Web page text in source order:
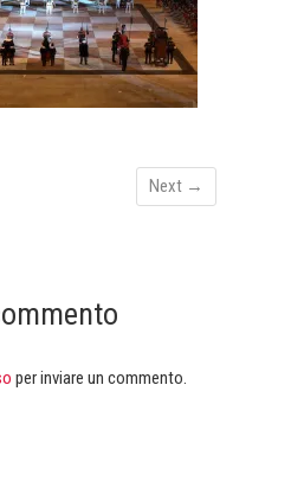
Next →
per inviare un commento.